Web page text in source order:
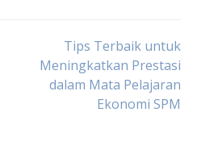
Tips Terbaik untuk
Meningkatkan Prestasi
dalam Mata Pelajaran
Ekonomi SPM